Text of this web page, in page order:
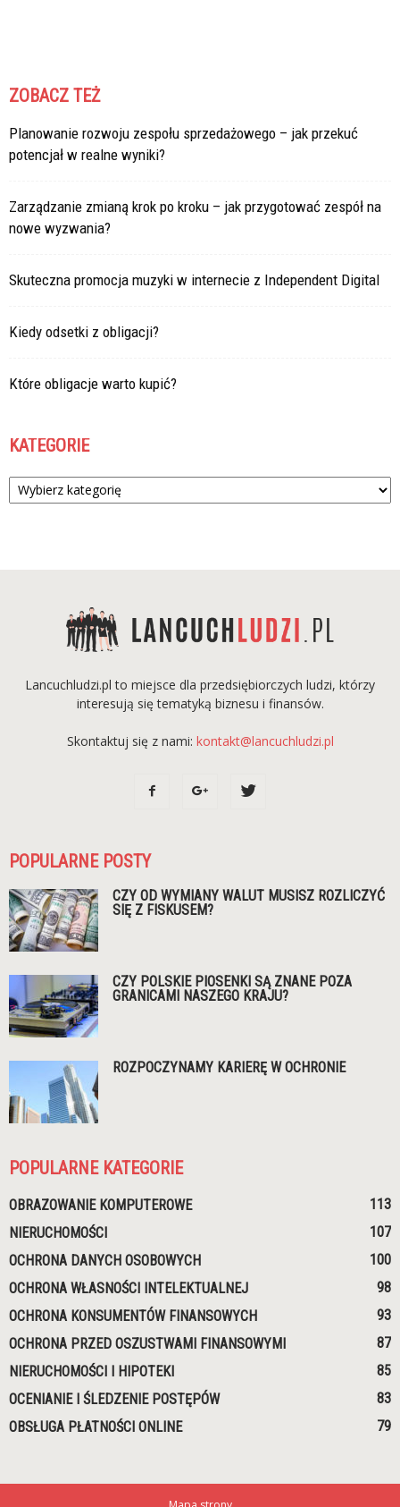
ZOBACZ TEŻ
Planowanie rozwoju zespołu sprzedażowego – jak przekuć
potencjał w realne wyniki?
Zarządzanie zmianą krok po kroku – jak przygotować zespół na
nowe wyzwania?
Skuteczna promocja muzyki w internecie z Independent Digital
Kiedy odsetki z obligacji?
Które obligacje warto kupić?
KATEGORIE
Kategorie
Lancuchludzi.pl to miejsce dla przedsiębiorczych ludzi, którzy
interesują się tematyką biznesu i finansów.
Skontaktuj się z nami: kontakt@lancuchludzi.pl
POPULARNE POSTY
CZY OD WYMIANY WALUT MUSISZ ROZLICZYĆ
SIĘ Z FISKUSEM?
CZY POLSKIE PIOSENKI SĄ ZNANE POZA
GRANICAMI NASZEGO KRAJU?
ROZPOCZYNAMY KARIERĘ W OCHRONIE
POPULARNE KATEGORIE
OBRAZOWANIE KOMPUTEROWE
113
NIERUCHOMOŚCI
107
OCHRONA DANYCH OSOBOWYCH
100
OCHRONA WŁASNOŚCI INTELEKTUALNEJ
98
OCHRONA KONSUMENTÓW FINANSOWYCH
93
OCHRONA PRZED OSZUSTWAMI FINANSOWYMI
87
NIERUCHOMOŚCI I HIPOTEKI
85
OCENIANIE I ŚLEDZENIE POSTĘPÓW
83
OBSŁUGA PŁATNOŚCI ONLINE
79